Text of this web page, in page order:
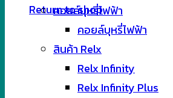
Return to shop
คอยล์บุหรี่ไฟฟ้า
คอยล์บุหรี่ไฟฟ้า
สินค้า Relx
Relx Infinity
Relx Infinity Plus